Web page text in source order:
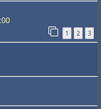
1 2 3